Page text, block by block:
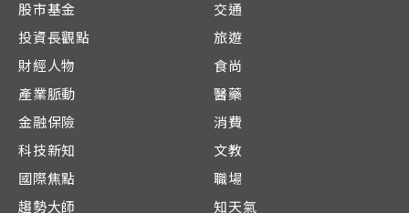
股市基金
投資長觀點
財經人物
產業脈動
金融保險
科技新知
國際焦點
趨勢大師
交通
旅遊
食尚
醫藥
消費
文教
職場
知天氣